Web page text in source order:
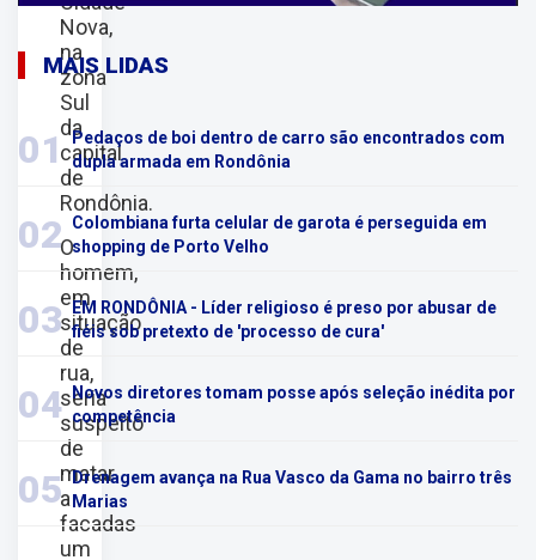
Nova,
na
zona
Sul
da
capital
de
Rondônia.
O
homem,
em
situação
de
rua,
seria
suspeito
de
matar
a
facadas
um
MAIS LIDAS
01
Pedaços de boi dentro de carro são encontrados com
dupla armada em Rondônia
02 Colombiana furta celular de garota é perseguida em
shopping de Porto Velho
03
EM RONDÔNIA - Líder religioso é preso por abusar de
fiéis sob pretexto de 'processo de cura'
04
Novos diretores tomam posse após seleção inédita por
competência
05 Drenagem avança na Rua Vasco da Gama no bairro três
Marias